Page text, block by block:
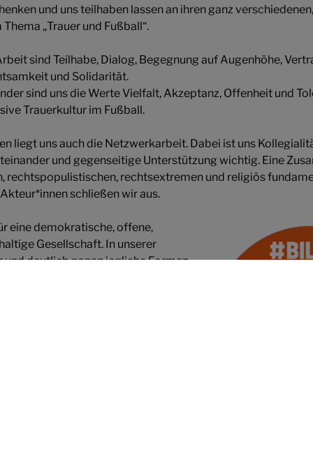
und uns teilhaben lassen an ihren ganz
„Trauer und Fußball“.
sind Teilhabe, Dialog, Begegnung auf Augenhöhe,
und Solidarität.
sind uns die Werte Vielfalt, Akzeptanz, Offenheit und
Trauerkultur im Fußball.
liegt uns auch die Netzwerkarbeit. Dabei ist uns
und gegenseitige Unterstützung wichtig. Eine
rechtspopulistischen, rechtsextremen und religiös
schließen wir aus.
eine demokratische, offene,
Gesellschaft. In unserer
und deutlich gegen jegliche Formen